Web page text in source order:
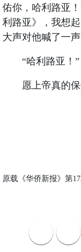
佑你，哈利路亚
利路亚》，我想
大声对他喊了一声
“哈利路亚！”
愿上帝真的保
原载《华侨新报》第